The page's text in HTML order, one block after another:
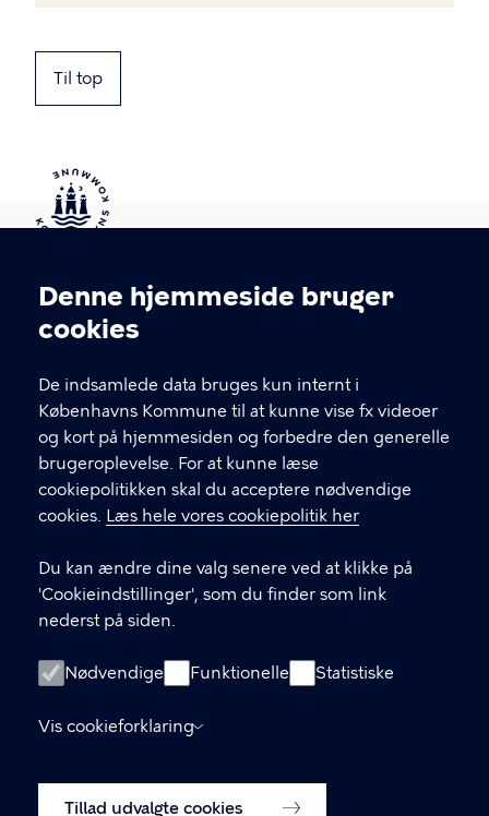
Cookieindstillinger
Denne hjemmeside bruger
cookies
De indsamlede data bruges kun internt i
Københavns Kommune til at kunne vise fx videoer
og kort på hjemmesiden og forbedre den generelle
brugeroplevelse. For at kunne læse
cookiepolitikken skal du acceptere nødvendige
cookies. Læs hele vores cookiepolitik her
Du kan ændre dine valg senere ved at klikke på
'Cookieindstillinger', som du finder som link
nederst på siden.
Nødvendige Funktionelle Statistiske
Vis cookieforklaring
Tillad udvalgte cookies
Til top
Kontakt Københavns Kommune
T
fFind andre kontakter her
CVR-nummer64942212
GENVEJE
Digital Post
Databeskyttelse
Tilgængelighedserklæring
Om hjemmesiden
Cookiepolitik